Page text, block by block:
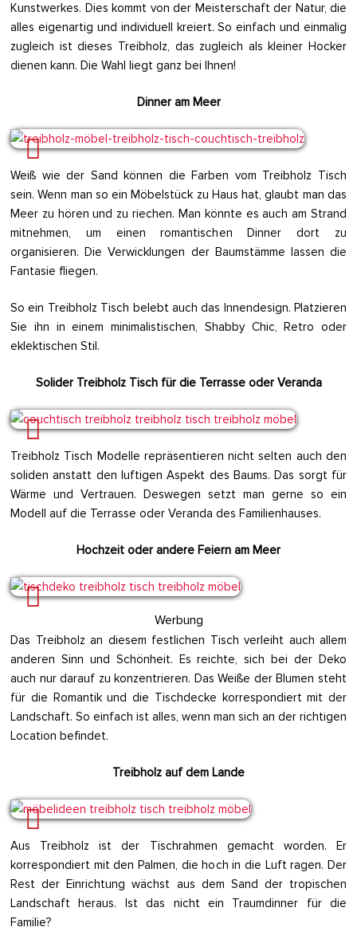
Kunstwerkes. Dies kommt von der Meisterschaft der Natur, die
alles eigenartig und individuell kreiert. So einfach und einmalig
zugleich ist dieses Treibholz, das zugleich als kleiner Hocker
dienen kann. Die Wahl liegt ganz bei Ihnen!
Dinner am Meer
Weiß wie der Sand können die Farben vom Treibholz Tisch
sein. Wenn man so ein Möbelstück zu Haus hat, glaubt man das
Meer zu hören und zu riechen. Man könnte es auch am Strand
mitnehmen, um einen romantischen Dinner dort zu
organisieren. Die Verwicklungen der Baumstämme lassen die
Fantasie fliegen.
So ein Treibholz Tisch belebt auch das Innendesign. Platzieren
Sie ihn in einem minimalistischen, Shabby Chic, Retro oder
eklektischen Stil.
Solider Treibholz Tisch für die Terrasse oder Veranda
Treibholz Tisch Modelle repräsentieren nicht selten auch den
soliden anstatt den luftigen Aspekt des Baums. Das sorgt für
Wärme und Vertrauen. Deswegen setzt man gerne so ein
Modell auf die Terrasse oder Veranda des Familienhauses.
Hochzeit oder andere Feiern am Meer
Werbung
Das Treibholz an diesem festlichen Tisch verleiht auch allem
anderen Sinn und Schönheit. Es reichte, sich bei der Deko
auch nur darauf zu konzentrieren. Das Weiße der Blumen steht
für die Romantik und die Tischdecke korrespondiert mit der
Landschaft. So einfach ist alles, wenn man sich an der richtigen
Location befindet.
Treibholz auf dem Lande
Aus Treibholz ist der Tischrahmen gemacht worden. Er
korrespondiert mit den Palmen, die hoch in die Luft ragen. Der
Rest der Einrichtung wächst aus dem Sand der tropischen
Landschaft heraus. Ist das nicht ein Traumdinner für die
Familie?